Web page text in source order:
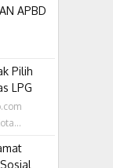
APBD
Pilih
LPG